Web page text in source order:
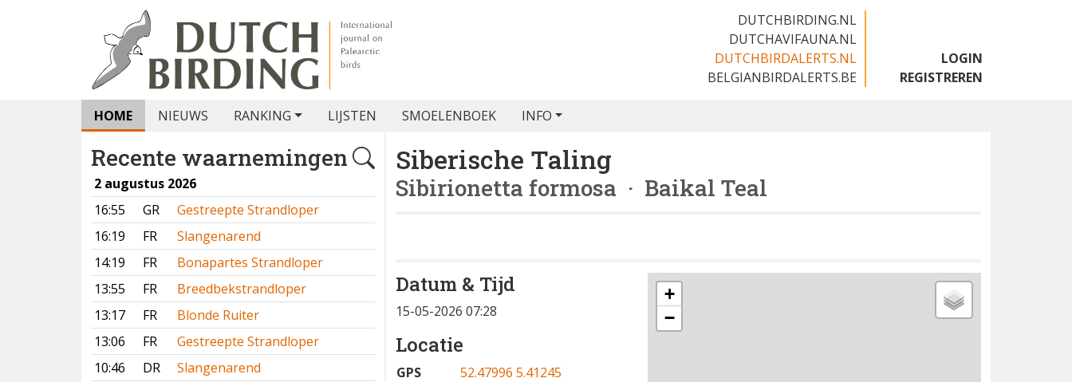
DUTCHBIRDING.NL
DUTCHAVIFAUNA.NL
DUTCHBIRDALERTS.NL
BELGIANBIRDALERTS.BE
LOGIN
REGISTREREN
HOME NIEUWS RANKING LIJSTEN SMOELENBOEK INFO
Recente waarnemingen
2 augustus 2026
16:55
GR
Gestreepte Strandloper
16:19
FR
Slangenarend
14:19
FR
Bonapartes Strandloper
13:55
FR
Breedbekstrandloper
13:17
FR
Blonde Ruiter
13:06
FR
Gestreepte Strandloper
10:46
DR
Slangenarend
Siberische Taling
Sibirionetta formosa · Baikal Teal
Datum & Tijd
15-05-2026 07:28
Locatie
GPS
52.47996 5.41245
+
−